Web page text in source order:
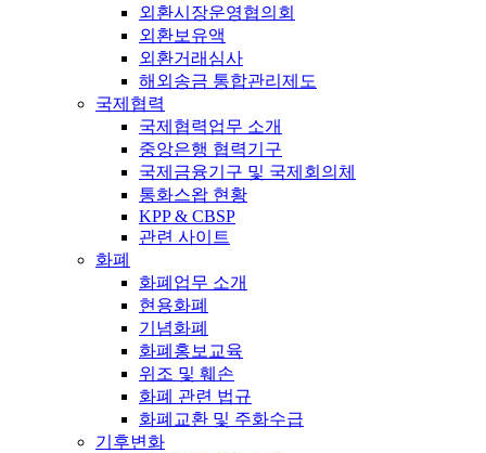
외환시장운영협의회
외환보유액
외환거래심사
해외송금 통합관리제도
국제협력
국제협력업무 소개
중앙은행 협력기구
국제금융기구 및 국제회의체
통화스왑 현황
KPP & CBSP
관련 사이트
화폐
화폐업무 소개
현용화폐
기념화폐
화폐홍보교육
위조 및 훼손
화폐 관련 법규
화폐교환 및 주화수급
기후변화